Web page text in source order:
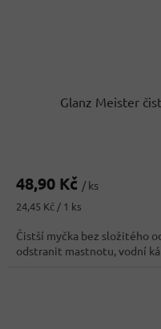
Glanz Meister
48,90 Kč / ks
Měrná
24,45 Kč / 1 ks
Čistší myčka bez složitého
odstranit mastnotu, vodní